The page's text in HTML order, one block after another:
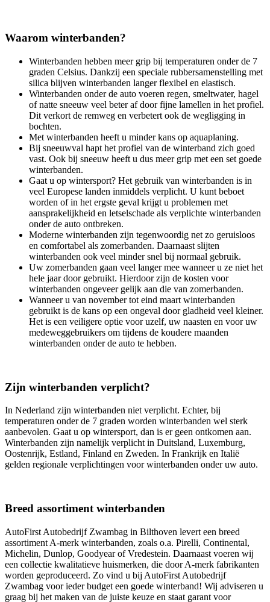
Waarom winterbanden?
Winterbanden hebben meer grip bij temperaturen onder de 7
graden Celsius. Dankzij een speciale rubbersamenstelling met
silica blijven winterbanden langer flexibel en elastisch.
Winterbanden onder de auto voeren regen, smeltwater, hagel
of natte sneeuw veel beter af door fijne lamellen in het profiel.
Dit verkort de remweg en verbetert ook de wegligging in
bochten.
Met winterbanden heeft u minder kans op aquaplaning.
Bij sneeuwval hapt het profiel van de winterband zich goed
vast. Ook bij sneeuw heeft u dus meer grip met een set goede
winterbanden.
Gaat u op wintersport? Het gebruik van winterbanden is in
veel Europese landen inmiddels verplicht. U kunt beboet
worden of in het ergste geval krijgt u problemen met
aansprakelijkheid en letselschade als verplichte winterbanden
onder de auto ontbreken.
Moderne winterbanden zijn tegenwoordig net zo geruisloos
en comfortabel als zomerbanden. Daarnaast slijten
winterbanden ook veel minder snel bij normaal gebruik.
Uw zomerbanden gaan veel langer mee wanneer u ze niet het
hele jaar door gebruikt. Hierdoor zijn de kosten voor
winterbanden ongeveer gelijk aan die van zomerbanden.
Wanneer u van november tot eind maart winterbanden
gebruikt is de kans op een ongeval door gladheid veel kleiner.
Het is een veiligere optie voor uzelf, uw naasten en voor uw
medeweggebruikers om tijdens de koudere maanden
winterbanden onder de auto te hebben.
Zijn winterbanden verplicht?
In Nederland zijn winterbanden niet verplicht. Echter, bij
temperaturen onder de 7 graden worden winterbanden wel sterk
aanbevolen. Gaat u op wintersport, dan is er geen ontkomen aan.
Winterbanden zijn namelijk verplicht in Duitsland, Luxemburg,
Oostenrijk, Estland, Finland en Zweden. In Frankrijk en Italië
gelden regionale verplichtingen voor winterbanden onder uw auto.
Breed assortiment winterbanden
AutoFirst Autobedrijf Zwambag in Bilthoven levert een breed
assortiment A-merk winterbanden, zoals o.a. Pirelli, Continental,
Michelin, Dunlop, Goodyear of Vredestein. Daarnaast voeren wij
een collectie kwalitatieve huismerken, die door A-merk fabrikanten
worden geproduceerd. Zo vind u bij AutoFirst Autobedrijf
Zwambag voor ieder budget een goede winterband! Wij adviseren u
graag bij het maken van de juiste keuze en staat garant voor